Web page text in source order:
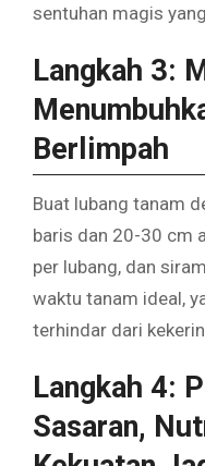
sentuhan magis
Langkah 3:
Berlimpah
Buat lubang tanam
baris dan 20-30 cm
per lubang, dan
waktu tanam ideal,
terhindar dari
Langkah 4:
Sasaran,